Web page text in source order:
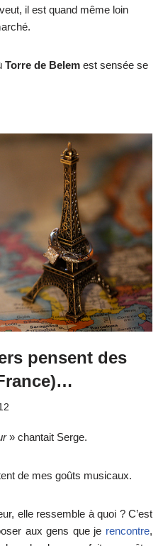
il est quand même loin
Torre de Belem est sensée se
pensent des
» chantait Serge.
de mes goûts musicaux.
elle ressemble à quoi ? C’est
aux gens que je rencontre,